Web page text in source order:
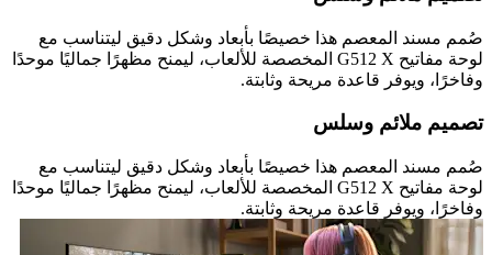
صُمم مسند المعصم هذا خصيصًا بأبعاد وشكل دقيق ليتناسب مع
لوحة مفاتيح G512 X المخصصة للألعاب، ليمنح مظهرًا جماليًا موحدًا
وفاخرًا، ويوفر قاعدة مريحة وثابتة.
تصميم ملائم وسلس
صُمم مسند المعصم هذا خصيصًا بأبعاد وشكل دقيق ليتناسب مع
لوحة مفاتيح G512 X المخصصة للألعاب، ليمنح مظهرًا جماليًا موحدًا
وفاخرًا، ويوفر قاعدة مريحة وثابتة.